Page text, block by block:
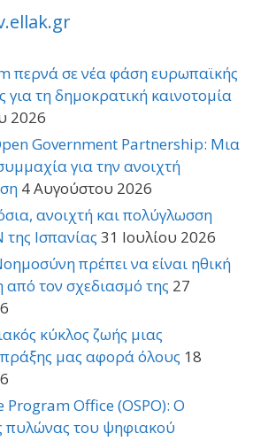
περνά σε νέα φάση ευρωπαϊκής
για τη δημοκρατική καινοτομία
2026
Government Partnership: Μια
για την ανοιχτή
4 Αυγούστου 2026
ανοιχτή και πολύγλωσση
Ισπανίας 31 Ιουλίου 2026
πρέπει να είναι ηθική
από τον σχεδιασμό της 27
κύκλος ζωής μιας
πράξης μας αφορά όλους 18
Program Office (OSPO): Ο
πυλώνας του ψηφιακού